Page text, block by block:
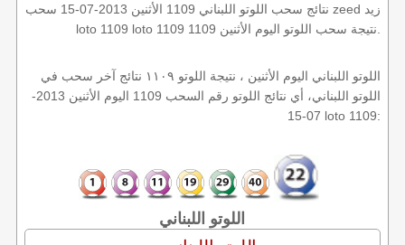
نتائج سحب اللوتو اللبناني 1109 الأثنين 2013-07-15 سحب zeed زيد
اللوتو اللبناني اليوم الأثنين ، نتيجة اللوتو ١١٠٩ نتائج آخر سحب في
اللوتو اللبناني، أي نتائج اللوتو رقم السحب 1109 اليوم الأثنين 2013-
07-15 loto 1109:
اللوتو اللبناني